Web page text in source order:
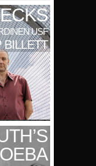
USF